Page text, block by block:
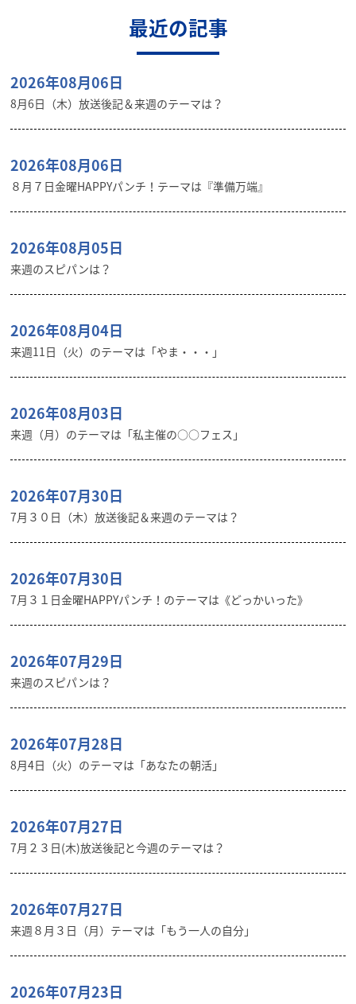
最近の記事
2026年08月06日
8月6日（木）放送後記＆来週のテーマは？
2026年08月06日
８月７日金曜HAPPYパンチ！テーマは『準備万端』
2026年08月05日
来週のスピパンは？
2026年08月04日
来週11日（火）のテーマは「やま・・・」
2026年08月03日
来週（月）のテーマは「私主催の○○フェス」
2026年07月30日
7月３０日（木）放送後記＆来週のテーマは？
2026年07月30日
7月３１日金曜HAPPYパンチ！のテーマは《どっかいった》
2026年07月29日
来週のスピパンは？
2026年07月28日
8月4日（火）のテーマは「あなたの朝活」
2026年07月27日
7月２３日(木)放送後記と今週のテーマは？
2026年07月27日
来週８月３日（月）テーマは「もう一人の自分」
2026年07月23日